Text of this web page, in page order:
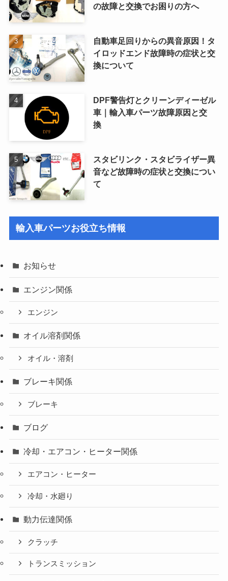
の故障と交換でお困りの方へ
自動車足回りからの異音原因！タ
イロッドエンド故障時の症状と交
換について
DPF警告灯とクリーンディーゼル
車｜輸入車パーツ故障原因と交
換
スタビリンク・スタビライザー異
音など故障時の症状と交換につい
て
輸入車パーツお役立ち情報
お知らせ
エンジン関係
エンジン
オイル溶剤関係
オイル・溶剤
ブレーキ関係
ブレーキ
ブログ
冷却・エアコン・ヒーター関係
エアコン・ヒーター
冷却・水廻り
動力伝達関係
クラッチ
トランスミッション